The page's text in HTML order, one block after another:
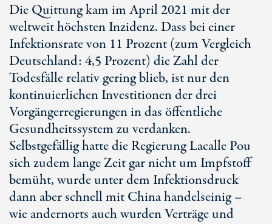
Die Quittung kam im April 2021 mit der
weltweit höchsten Inzidenz. Dass bei einer
Infektionsrate von 11 Prozent (zum Vergleich
Deutschland: 4,5 Prozent) die Zahl der
Todesfälle relativ gering blieb, ist nur den
kontinuierlichen Investitionen der drei
Vorgängerregierungen in das öffentliche
Gesundheitssystem zu verdanken.
Selbstgefällig hatte die Regierung Lacalle Pou
sich zudem lange Zeit gar nicht um Impfstoff
bemüht, wurde unter dem Infektionsdruck
dann aber schnell mit China handelseinig –
wie andernorts auch wurden Verträge und